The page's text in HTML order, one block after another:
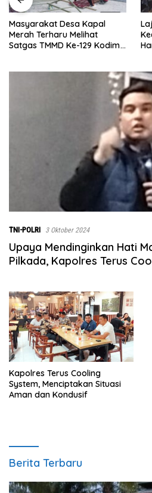
Laju Kencang Berujung
Kecelakaan, Xpander
Hantam Truk yang Berhenti
TNI-POLRI 3 Oktober 2024
Upaya Mendinginkan Hati
Pilkada, Kapolres Terus
Kapolres Terus Cooling
System, Menciptakan Situasi
Aman dan Kondusif
Berita Terbaru